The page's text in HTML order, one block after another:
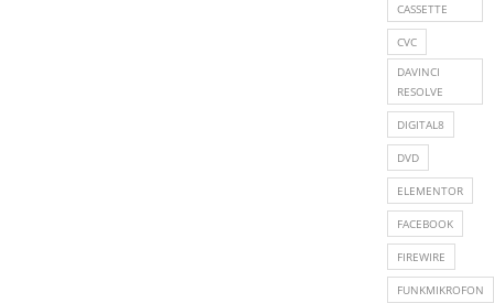
CASSETTE
CVC
DAVINCI
RESOLVE
DIGITAL8
DVD
ELEMENTOR
FACEBOOK
FIREWIRE
FUNKMIKROFON